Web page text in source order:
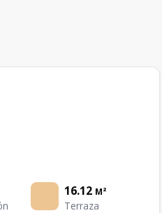
16.12 M²
Terraza